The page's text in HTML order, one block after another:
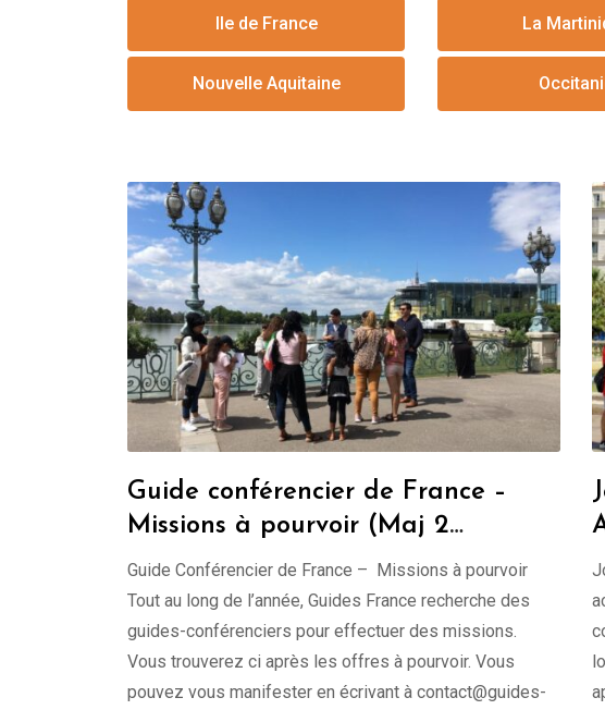
Ile de France La
Nouvelle Aquitaine
Guide conférencier de France –
Missions à pourvoir (Maj 2
septembre 2022)
Guide Conférencier de France – Missions à pourvoir
Tout au long de l’année, Guides France recherche des
guides-conférenciers pour effectuer des missions.
Vous trouverez ci après les offres à pourvoir. Vous
pouvez vous manifester en écrivant à contact@guides-